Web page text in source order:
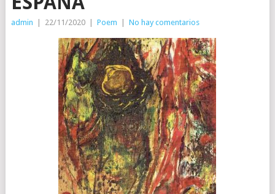
admin 22/11/2020 Poem No hay comentarios